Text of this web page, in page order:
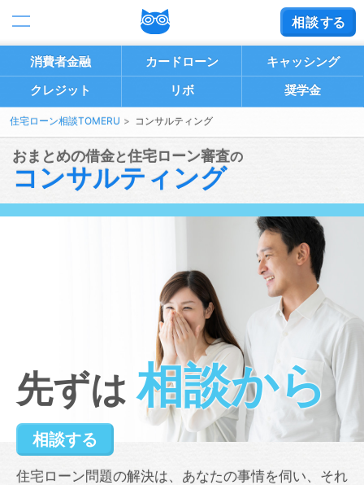
消費者金融 カードローン
キャッシング
クレジット
リボ 奨学金
住宅ローン相談TOMERU コンサルティング
おまとめの借金と住宅ローン審査の
コンサルティング
先ずは 相談から
相談する
住宅ローン問題の解決は、あなたの事情を伺い、それ
相談する